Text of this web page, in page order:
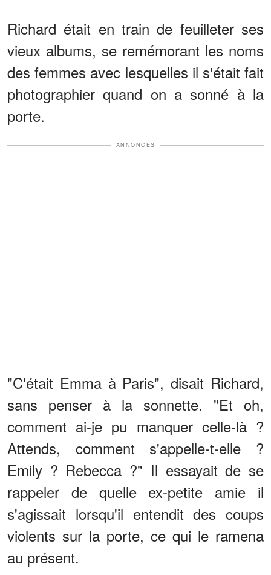
Richard était en train de feuilleter ses
vieux albums, se remémorant les noms
des femmes avec lesquelles il s'était fait
photographier quand on a sonné à la
porte.
ANNONCES
"C'était Emma à Paris", disait Richard,
sans penser à la sonnette. "Et oh,
comment ai-je pu manquer celle-là ?
Attends, comment s'appelle-t-elle ?
Emily ? Rebecca ?" Il essayait de se
rappeler de quelle ex-petite amie il
s'agissait lorsqu'il entendit des coups
violents sur la porte, ce qui le ramena
au présent.